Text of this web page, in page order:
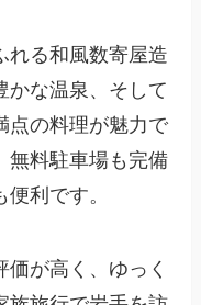
れる和風数寄屋造
かな温泉、そして
点の料理が魅力で
無料駐車場も完備
利です。
が高く、ゆっく